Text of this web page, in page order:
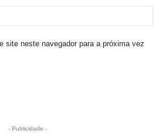
site neste navegador para a próxima vez
- Publicidade -